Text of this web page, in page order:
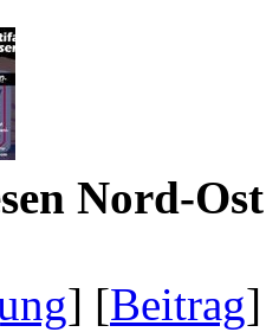
Nord-
] [Beitrag